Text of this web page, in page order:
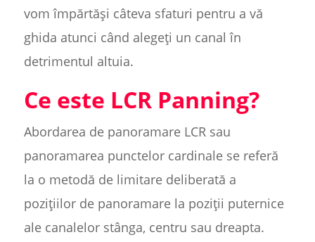
vom împărtăși câteva sfaturi pentru a vă
ghida atunci când alegeți un canal în
detrimentul altuia.
Ce este LCR Panning?
Abordarea de panoramare LCR sau
panoramarea punctelor cardinale se referă
la o metodă de limitare deliberată a
pozițiilor de panoramare la poziții puternice
ale canalelor stânga, centru sau dreapta.